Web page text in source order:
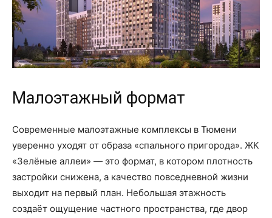
Малоэтажный формат
Современные малоэтажные комплексы в Тюмени
уверенно уходят от образа «спального пригорода». ЖК
«Зелёные аллеи» — это формат, в котором плотность
застройки снижена, а качество повседневной жизни
выходит на первый план. Небольшая этажность
создаёт ощущение частного пространства, где двор